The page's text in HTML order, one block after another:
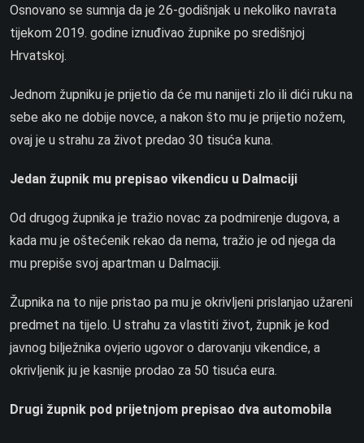
Osnovano se sumnja da je 26-godišnjak u nekoliko navrata
tijekom 2019. godine iznuđivao župnike po središnjoj
Hrvatskoj.
Jednom župniku je prijetio da će mu nanijeti zlo ili dići ruku na
sebe ako ne dobije novce, a nakon što mu je prijetio nožem,
ovaj je u strahu za život predao 30 tisuća kuna.
Jedan župnik mu prepisao vikendicu u Dalmaciji
Od drugog župnika je tražio novac za podmirenje dugova, a
kada mu je oštećenik rekao da nema, tražio je od njega da
mu prepiše svoj apartman u Dalmaciji.
Župnika na to nije pristao pa mu je okrivljeni prislanjao užareni
predmet na tijelo. U strahu za vlastiti život, župnik je kod
javnog bilježnika ovjerio ugovor o darovanju vikendice, a
okrivljenik ju je kasnije prodao za 50 tisuća eura.
Drugi župnik pod prijetnjom prepisao dva automobila